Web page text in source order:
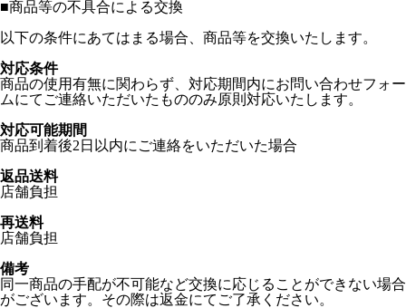
■商品等の不具合による交換
以下の条件にあてはまる場合、商品等を交換いたします。
対応条件
商品の使用有無に関わらず、対応期間内にお問い合わせフォー
ムにてご連絡いただいたもののみ原則対応いたします。
対応可能期間
商品到着後2日以内にご連絡をいただいた場合
返品送料
店舗負担
再送料
店舗負担
備考
同一商品の手配が不可能など交換に応じることができない場合
がございます。その際は返金にてご了承ください。